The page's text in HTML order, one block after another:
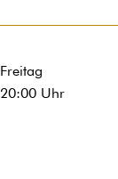
Freitag
20:00Uhr